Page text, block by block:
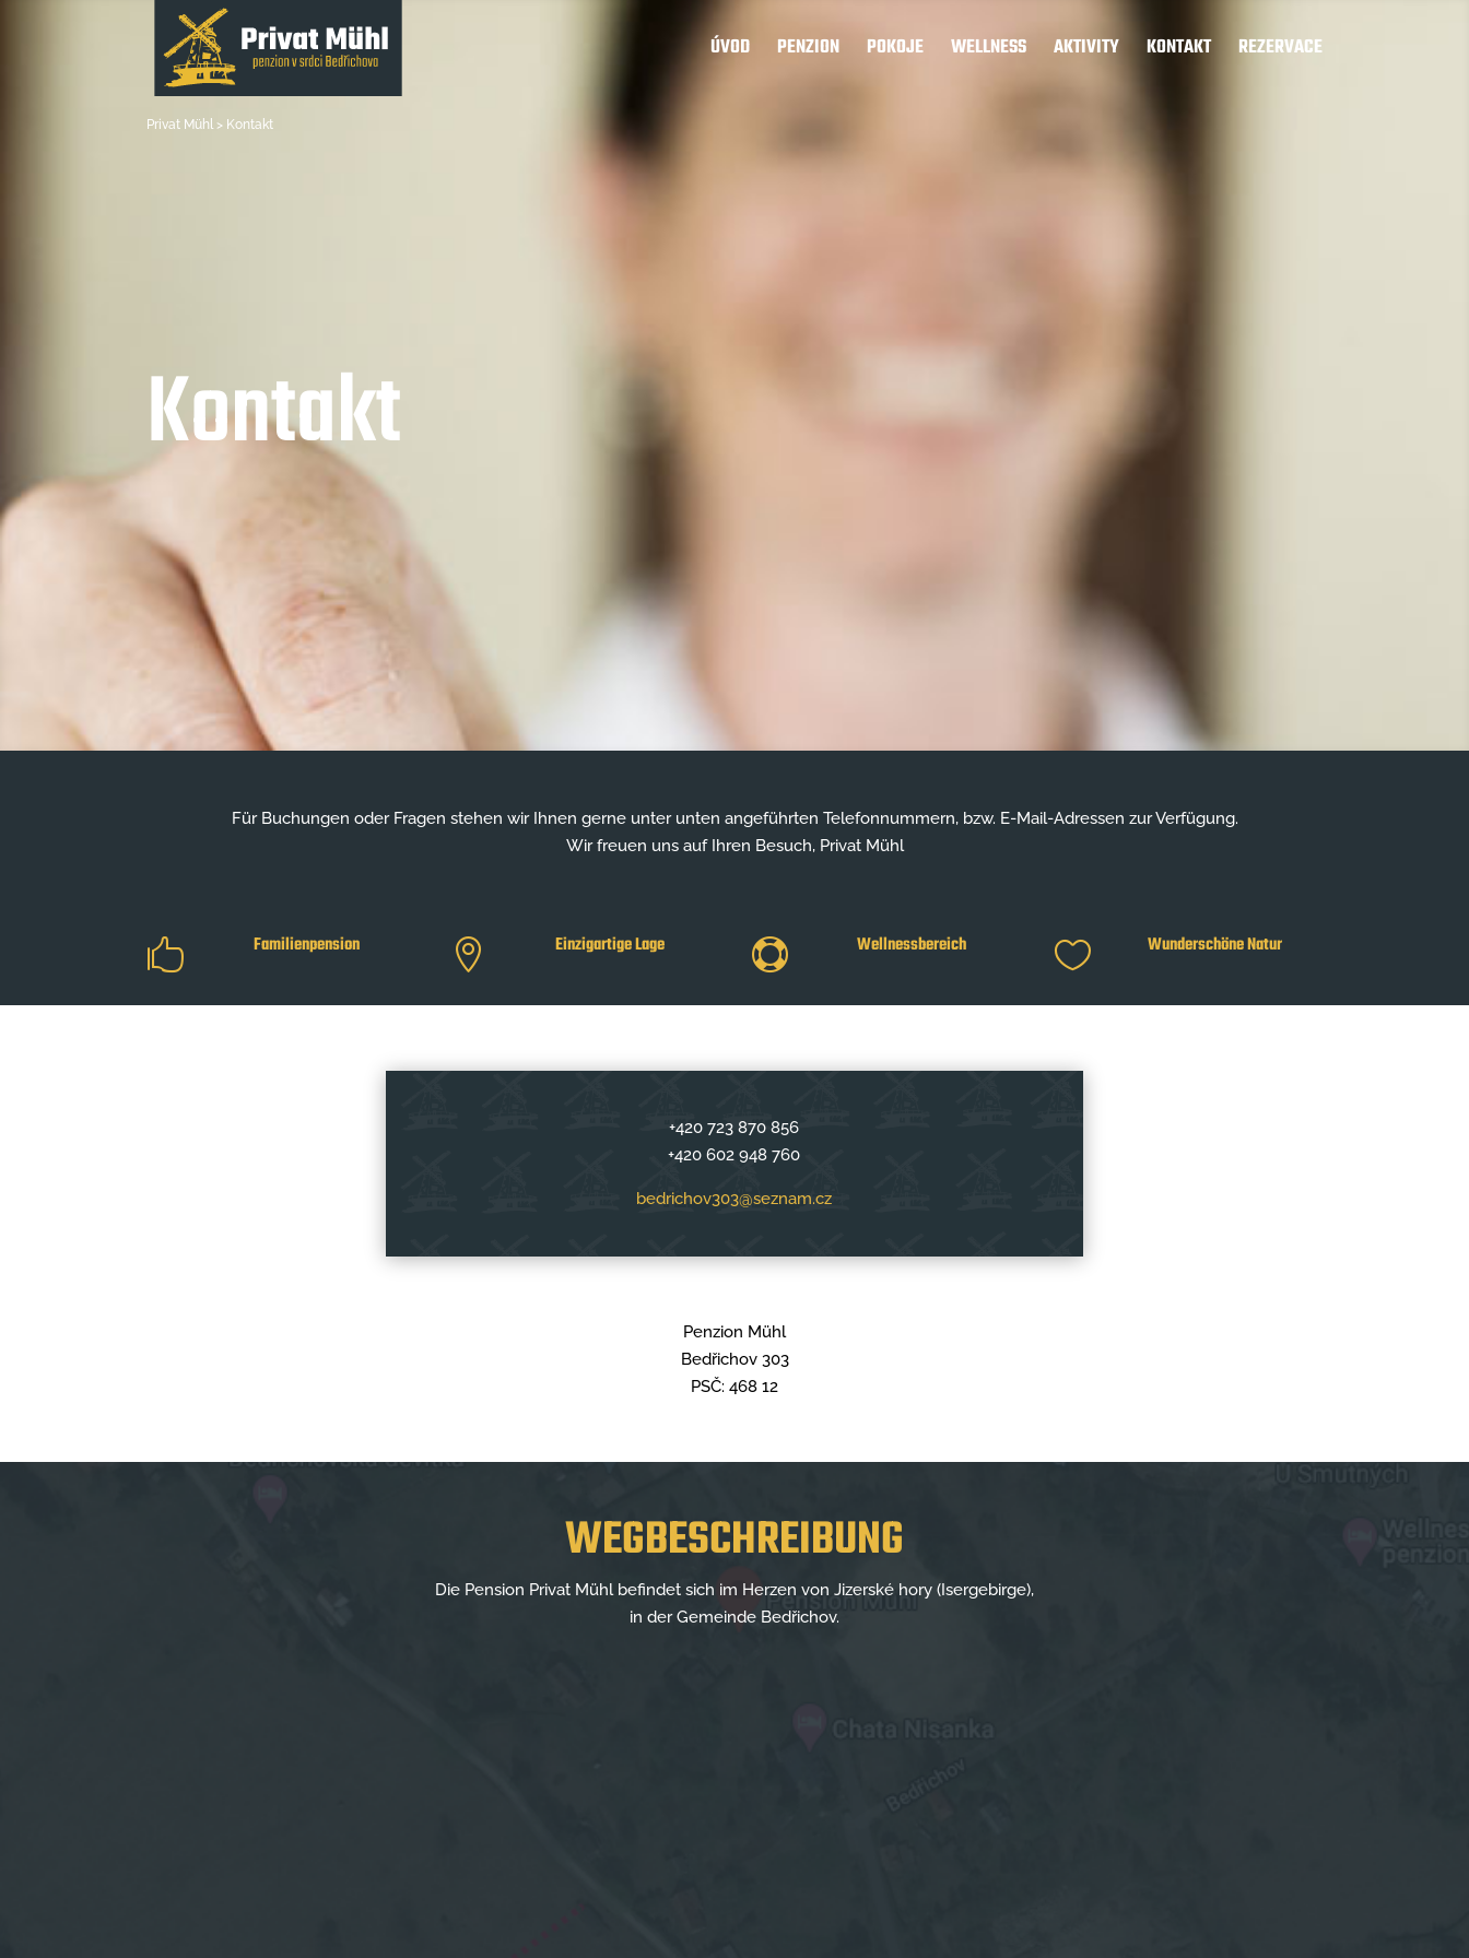
ÚVOD PENZION POKOJE WELLNESS AKTIVITY KONTAKT REZERVACE
Privat Mühl > Kontakt
Kontakt
Für Buchungen oder Fragen stehen wir Ihnen gerne unter unten angeführten Telefonnummern, bzw. E-Mail-Adressen zur Verfügung.
Wir freuen uns auf Ihren Besuch, Privat Mühl
 Familienpension  Einzigartige Lage  Wellnessbereich  Wunderschöne Natur
+420 723 870 856
+420 602 948 760
bedrichov303@seznam.cz
Penzion Mühl
Bedřichov 303
PSČ: 468 12
WEGBESCHREIBUNG
Die Pension Privat Mühl befindet sich im Herzen von Jizerské hory (Isergebirge),
in der Gemeinde Bedřichov.